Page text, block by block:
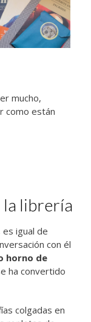
mucho,
como están
la librería
igual de
con él
horno de
ha convertido
colgadas en